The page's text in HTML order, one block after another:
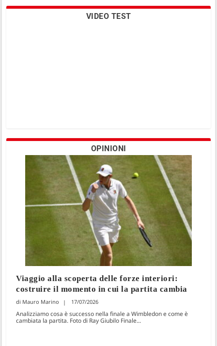
VIDEO TEST
OPINIONI
Viaggio alla scoperta delle forze interiori:
costruire il momento in cui la partita cambia
Mauro Marino 17/07/2026
Analizziamo cosa è successo nella finale a Wimbledon e come è
cambiata la partita. Foto di Ray Giubilo Finale...